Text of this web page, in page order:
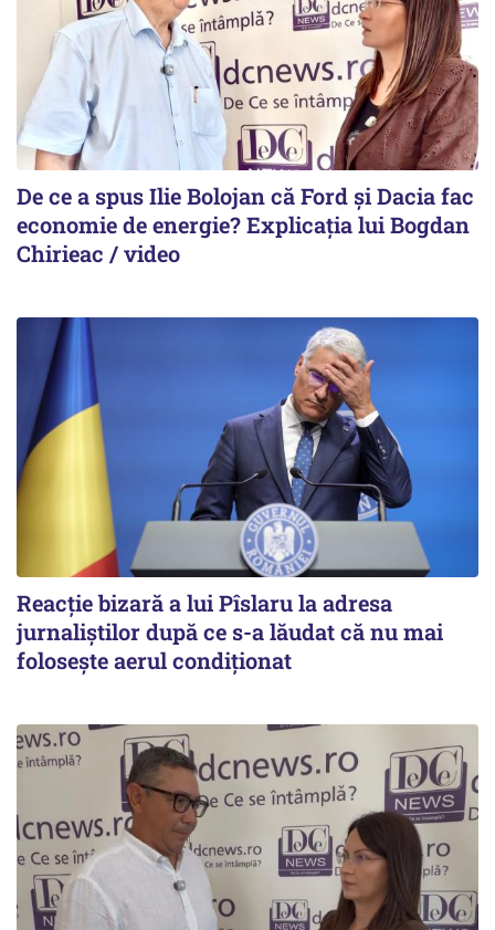
De ce a spus Ilie Bolojan că Ford și Dacia fac
economie de energie? Explicația lui Bogdan
Chirieac / video
Reacție bizară a lui Pîslaru la adresa
jurnaliștilor după ce s-a lăudat că nu mai
folosește aerul condiționat